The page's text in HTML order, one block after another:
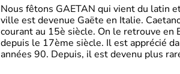
Nous fêtons GAETAN qui vient du latin
ville est devenue Gaëte en Italie.
courant au 15è siècle. On le retrouve en
depuis le 17ème siècle. Il est apprécié
années 90. Depuis, il est devenu plus